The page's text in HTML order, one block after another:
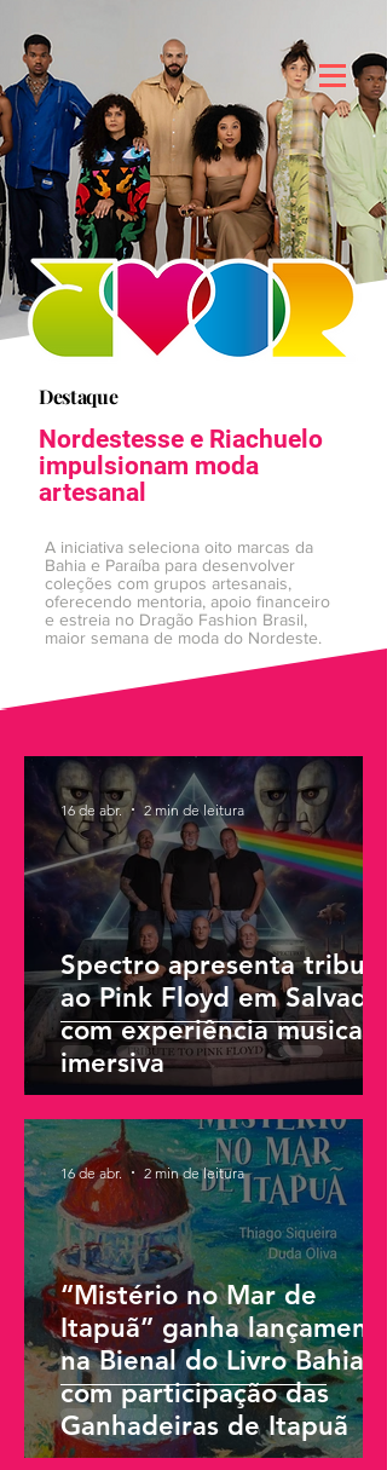
Destaque
Nordestesse e Riachuelo
impulsionam moda
artesanal
A iniciativa seleciona oito marcas da
Bahia e Paraíba para desenvolver
coleções com grupos artesanais,
oferecendo mentoria, apoio financeiro
e estreia no Dragão Fashion Brasil,
maior semana de moda do Nordeste.
Spectro apresenta tributo
ao Pink Floyd em Salvador
com experiência musical
imersiva
16 de abr. 2 min de leitura
“Mistério no Mar de
Itapuã” ganha lançamento
na Bienal do Livro Bahia
com participação das
Ganhadeiras de Itapuã
16 de abr. 2 min de leitura